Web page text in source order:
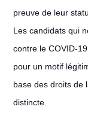
preuve de leur
Les candidats qui
contre le COVID-
pour un motif
base des droits de
distincte.